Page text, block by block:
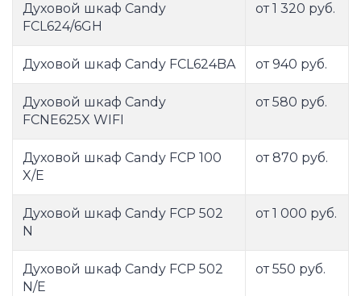
Духовой шкаф Candy
FCL624/6GH
от 1 320 руб.
Духовой шкаф Candy FCL624BA от 940 руб.
Духовой шкаф Candy
FCNE625X WIFI
от 580 руб.
Духовой шкаф Candy FCP 100
X/E
от 870 руб.
Духовой шкаф Candy FCP 502
N
от 1 000 руб.
Духовой шкаф Candy FCP 502
N/E
от 550 руб.